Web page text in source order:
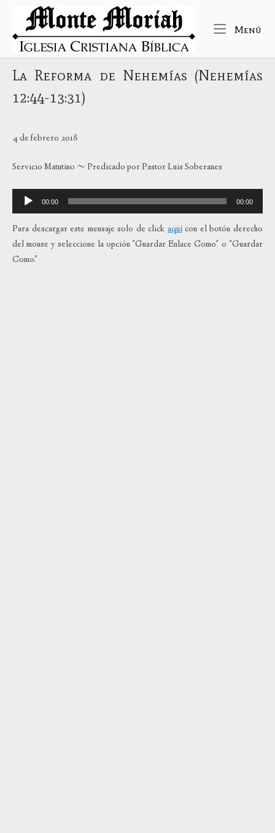
contenido
Inicio
Menú
La Reforma de Nehemías (Nehemías
12:44-13:31)
4 de febrero 2018
Servicio Matutino ~ Predicado por Pastor Luis Soberanes
Reproductor
de
audio
00:00 00:00
Para descargar este mensaje solo de clickaquícon el botón derecho
del mouse y seleccione la opción "Guardar Enlace Como" o "Guardar
Como."